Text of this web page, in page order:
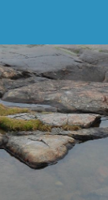
osasto